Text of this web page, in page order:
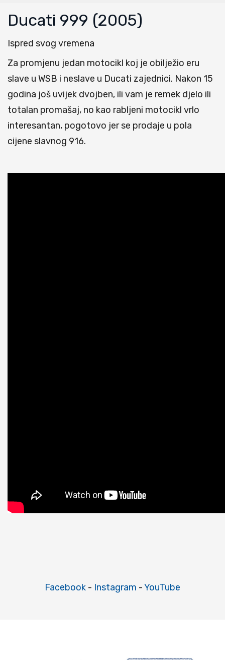
Ducati 999 (2005)
Ispred svog vremena
Za promjenu jedan motocikl koj je obilježio eru
slave u WSB i neslave u Ducati zajednici. Nakon 15
godina još uvijek dvojben, ili vam je remek djelo ili
totalan promašaj, no kao rabljeni motocikl vrlo
interesantan, pogotovo jer se prodaje u pola
cijene slavnog 916.
Facebook - Instagram -YouTube